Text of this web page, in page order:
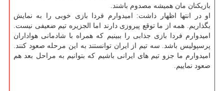
بازیكنان مان همیشه مصدوم باشند.
او در انتها اظهار داشت: امیدوارم فردا بازی خوبی را به نمایش
بگذاریم. همه از ما توقع پیروزی دارند اما الجزیره تیم ضعیفی نیست.
امیدوارم فردا بازی جذابی را ببینیم كه همراه با شادمانی هواداران
پرسپولیس باشد. سه تیم از ایران توانستند به این مرحله صعود كنند.
امیدوارم ما جزو تیم های ایرانی باشیم كه بتوانیم به مراحل بعد هم
صعود نماییم.